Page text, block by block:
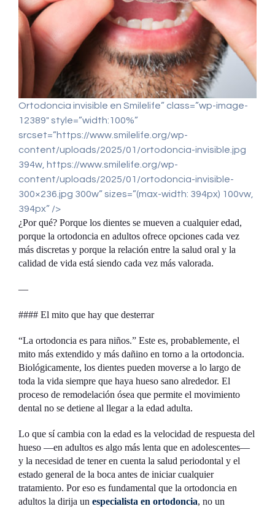
Ortodoncia invisible en Smilelife” class=”wp-image-
12389″ style=”width:100%”
srcset=”https://www.smilelife.org/wp-
content/uploads/2025/01/ortodoncia-invisible.jpg
394w, https://www.smilelife.org/wp-
content/uploads/2025/01/ortodoncia-invisible-
300×236.jpg 300w” sizes=”(max-width: 394px) 100vw,
394px” />
¿Por qué? Porque los dientes se mueven a cualquier edad,
porque la ortodoncia en adultos ofrece opciones cada vez
más discretas y porque la relación entre la salud oral y la
calidad de vida está siendo cada vez más valorada.
—
#### El mito que hay que desterrar
“La ortodoncia es para niños.” Este es, probablemente, el
mito más extendido y más dañino en torno a la ortodoncia.
Biológicamente, los dientes pueden moverse a lo largo de
toda la vida siempre que haya hueso sano alrededor. El
proceso de remodelación ósea que permite el movimiento
dental no se detiene al llegar a la edad adulta.
Lo que sí cambia con la edad es la velocidad de respuesta del
hueso —en adultos es algo más lenta que en adolescentes—
y la necesidad de tener en cuenta la salud periodontal y el
estado general de la boca antes de iniciar cualquier
tratamiento. Por eso es fundamental que la ortodoncia en
adultos la dirija un especialista en ortodoncia, no un